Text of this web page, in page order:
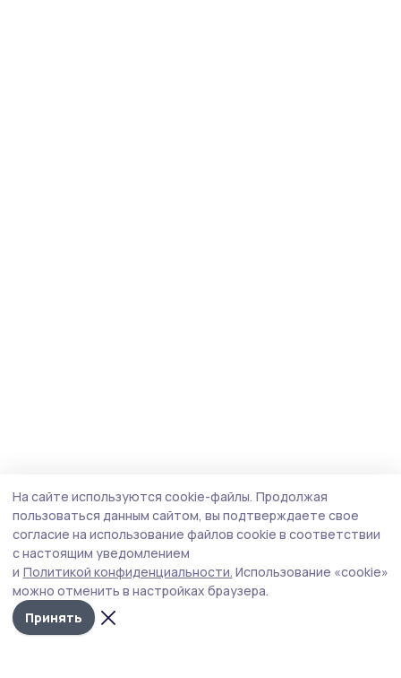
На сайте используются cookie-файлы. Продолжая
пользоваться данным сайтом, вы подтверждаете свое
согласие на использование файлов cookie в соответствии
с настоящим уведомлением
и Политикой конфиденциальности. Использование «cookie»
можно отменить в настройках браузера.
Принять